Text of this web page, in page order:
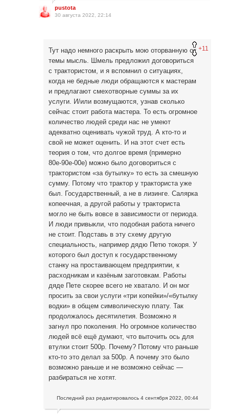
pustota
30 августа 2022, 22:14
+11
Тут надо немного раскрыть мою оторванную от
темы мысль. Шмель предложил договориться
с трактористом, и я вспомнил о ситуациях,
когда не бедные люди обращаются к мастерам
и предлагают смехотворные суммы за их
услуги. И/или возмущаются, узнав сколько
сейчас стоит работа мастера. То есть огромное
количество людей среди нас не умеют
адекватно оценивать чужой труд. А кто-то и
свой не может оценить. И на этот счет есть
теория о том, что долгое время (примерно
80е-90е-00е) можно было договориться с
трактористом «за бутылку» то есть за смешную
сумму. Потому что трактор у тракториста уже
был. Государственный, а не в лизинге. Салярка
копеечная, а другой работы у тракториста
могло не быть вовсе в зависимости от периода.
И люди привыкли, что подобная работа ничего
не стоит. Подставь в эту схему другую
специальность, например дядю Петю токоря. У
которого был доступ к государственному
станку на простаивающем предприятии, к
расходникам и казёным заготовкам. Работы
дяде Пете скорее всего не хватало. И он мог
просить за свои услуги «три копейки»/«бутылку
водки» в общем символическую плату. Так
продолжалось десятилетия. Возможно я
загнул про поколения. Но огромное количество
людей всё ещё думают, что выточить ось для
втулки стоит 500р. Почему? Потому что раньше
кто-то это делал за 500р. А почему это было
возможно раньше и не возможно сейчас —
разбираться не хотят.
Последний раз редактировалось 4 сентября 2022, 00:44